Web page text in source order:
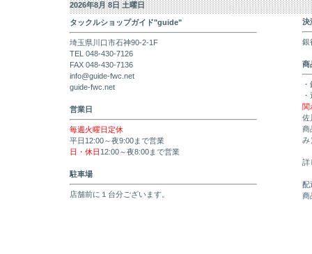
2026年8月 8日 土曜日
タックルショップガイド"guide"
埼玉県川口市石神90-2-1F
TEL 048-430-7126
FAX 048-430-7136
info@guide-fwc.net
guide-fwc.net
営業日
毎週火曜日定休
平日12:00～夜9:00まで営業
日・休日 12:00～夜8:00まで営業
駐車場
店舗前に１台分ございます。
決
銀
商
関
佐
商
み
詳
配
商